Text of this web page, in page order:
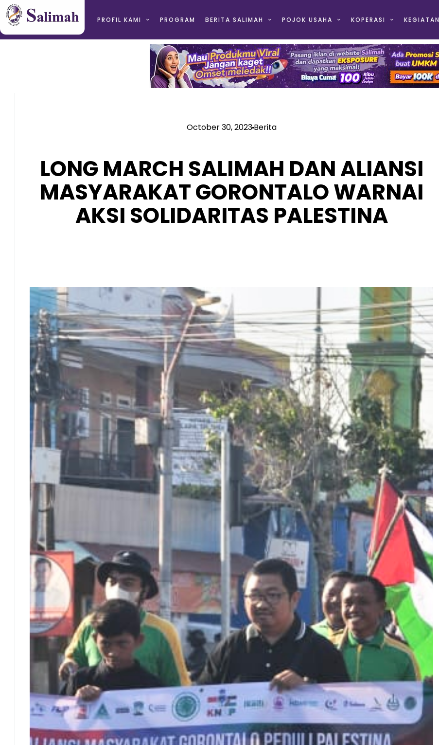
PROFIL KAMI PROGRAM BERITA SALIMAH POJOK USAHA KOPERASI KEGIATAN
October 30, 2023Berita
LONG MARCH SALIMAH DAN ALIANSI
MASYARAKAT GORONTALO WARNAI
AKSI SOLIDARITAS PALESTINA